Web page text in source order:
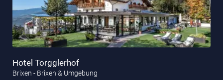
Hotel Torgglerhof
Brixen - Brixen & Umgebung